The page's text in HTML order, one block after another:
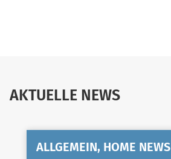
AKTUELLE NEWS
ALLGEMEIN, HOME NEWS